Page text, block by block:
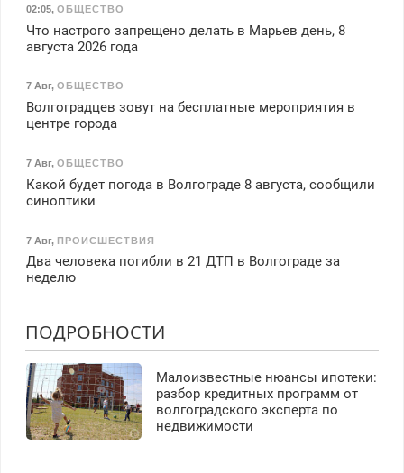
02:05, ОБЩЕСТВО
Что настрого запрещено делать в Марьев день, 8
августа 2026 года
7 Авг, ОБЩЕСТВО
Волгоградцев зовут на бесплатные мероприятия в
центре города
7 Авг, ОБЩЕСТВО
Какой будет погода в Волгограде 8 августа, сообщили
синоптики
7 Авг, ПРОИСШЕСТВИЯ
Два человека погибли в 21 ДТП в Волгограде за
неделю
ПОДРОБНОСТИ
Малоизвестные нюансы ипотеки:
разбор кредитных программ от
волгоградского эксперта по
недвижимости